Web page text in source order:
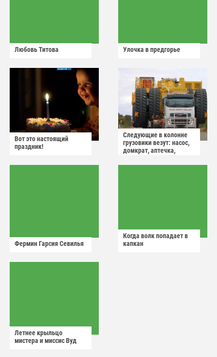
Любовь Титова Улочка в предгорье
Вот это настоящий
праздник!
Следующие в колонне
грузовики везут: насос,
домкрат, аптечка,
Фермин Гарсия Севилья
Когда волк попадает в
капкан
Летнее крыльцо
мистера и миссис Вуд